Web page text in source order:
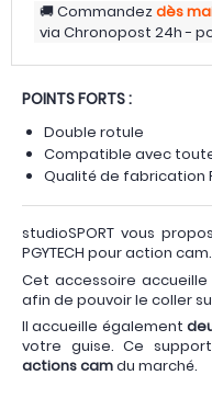
Commandezdès
via Chronopost 24h -
POINTS FORTS :
Double rotule
Compatible avec
Qualité de fabrication
studioSPORT vous
PGYTECH pour action cam.
Cet accessoire
afin de pouvoir le coller
Il accueille également
votre guise. Ce
actions camdu marché.